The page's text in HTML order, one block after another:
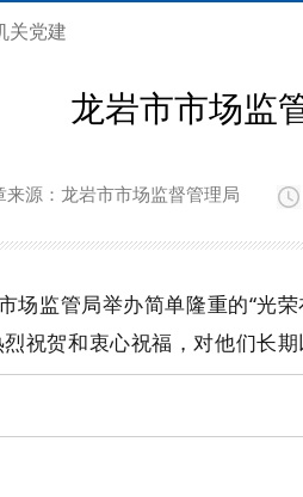
关党建
龙岩市市场监
来源：龙岩市市场监督管理局
场监管局举办简单隆重的“光
祝贺和衷心祝福，对他们长